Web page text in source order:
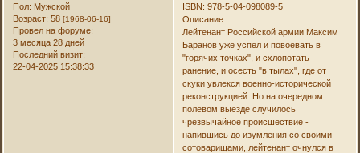
Пол: Мужской
Возраст: 58[1968-06-16]
Провел на форуме:
3 месяца 28 дней
Последний визит:
22-04-2025 15:38:33
ISBN: 978-5-04-098089-5
Описание:
Лейтенант Российской армии Максим
Баранов уже успел и повоевать в
"горячих точках", и схлопотать
ранение, и осесть "в тылах", где от
скуки увлекся военно-исторической
реконструкцией. Но на очередном
полевом выезде случилось
чрезвычайное происшествие -
напившись до изумления со своими
сотоварищами, лейтенант очнулся в